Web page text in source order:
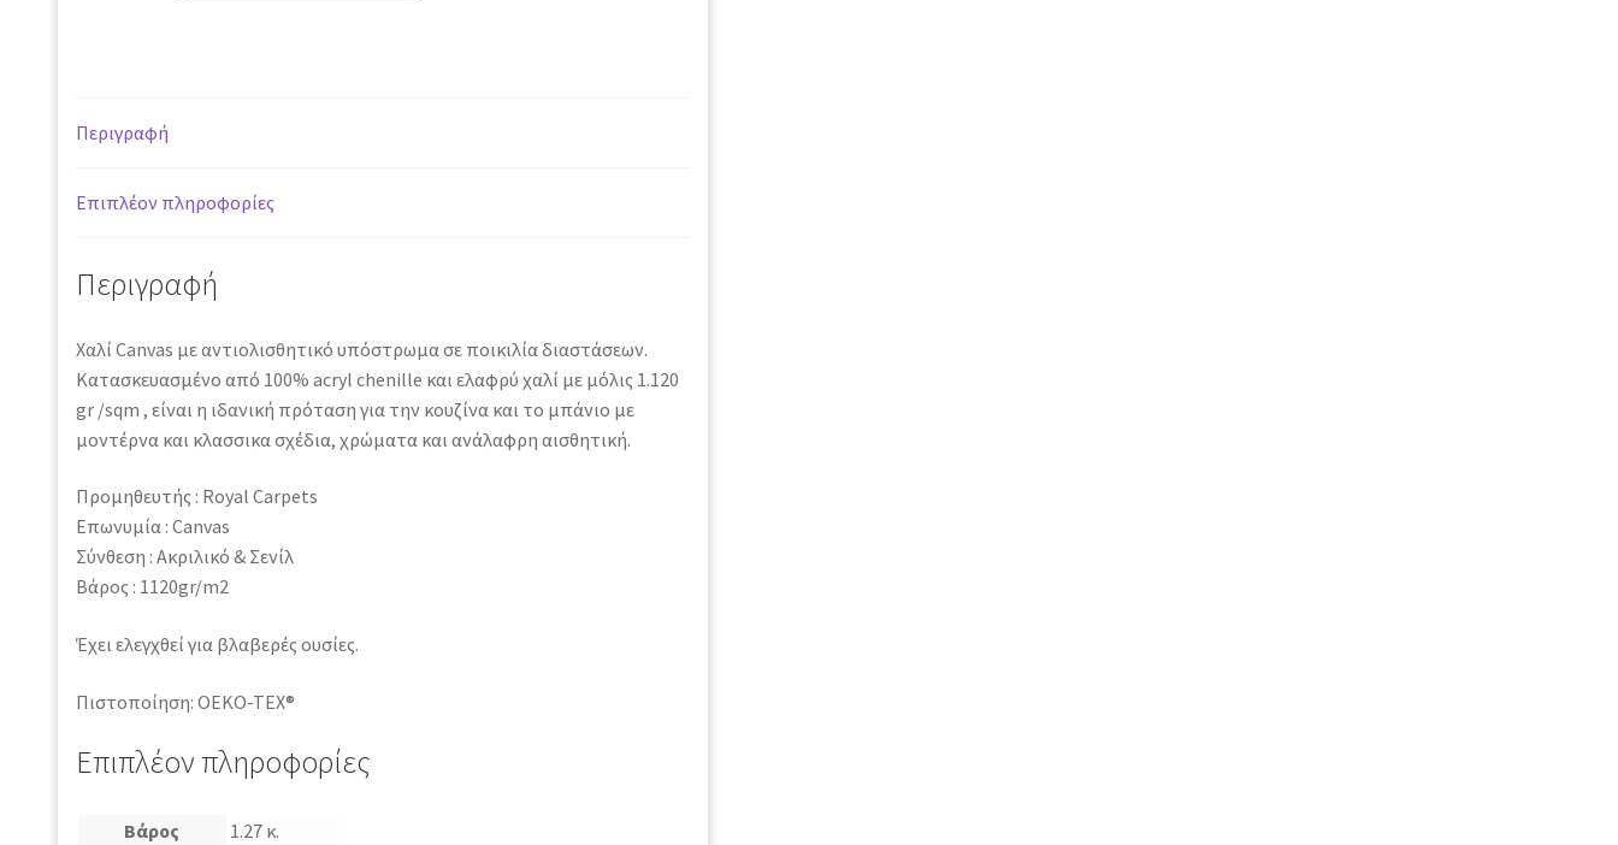
75
150
Περιγραφή
Επιπλέον πληροφορίες
Περιγραφή
Χαλί Canvas με αντιολισθητικό υπόστρωμα σε ποικιλία διαστάσεων.
Κατασκευασμένo από 100% acryl chenille και ελαφρύ χαλί με μόλις 1.120
gr /sqm , είναι η ιδανική πρόταση για την κουζίνα και το μπάνιο με
μοντέρνα και κλασσικα σχέδια, χρώματα και ανάλαφρη αισθητική.
Προμηθευτής : Royal Carpets
Επωνυμία : Canvas
Σύνθεση : Ακριλικό & Σενίλ
Βάρος : 1120gr/m2
Έχει ελεγχθεί για βλαβερές ουσίες.
Πιστοποίηση: OEKO-TEX®
Επιπλέον πληροφορίες
Βάρος
1.27 κ.